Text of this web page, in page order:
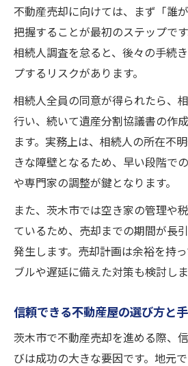
不動産売却に向けては、まず「誰
把握することが最初のステップで
相続人調査を怠ると、後々の手続
プするリスクがあります。
相続人全員の同意が得られたら、
行い、続いて遺産分割協議書の作
ます。実務上は、相続人の所在不
きな障壁となるため、早い段階で
や専門家の調整が鍵となります。
また、茨木市では空き家の管理や
ているため、売却までの期間が長
発生します。売却計画は余裕を持
ブルや遅延に備えた対策も検討しま
信頼できる不動産屋の選び方と
茨木市で不動産売却を進める際、
びは成功の大きな要因です。地元